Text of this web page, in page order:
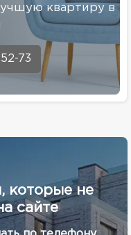
квартиру в
73
которые не
сайте